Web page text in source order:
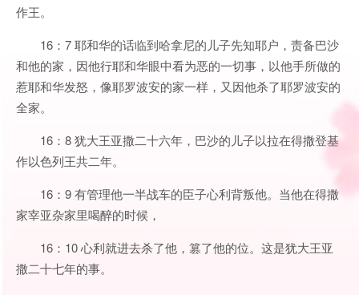
作王。
16：7 耶和华的话临到哈拿尼的儿子先知耶户，责备巴沙
和他的家，因他行耶和华眼中看为恶的一切事，以他手所做的
惹耶和华发怒，像耶罗波安的家一样，又因他杀了耶罗波安的
全家。
16：8 犹大王亚撒二十六年，巴沙的儿子以拉在得撒登基
作以色列王共二年。
16：9 有管理他一半战车的臣子心利背叛他。当他在得撒
家宰亚杂家里喝醉的时候，
16：10 心利就进去杀了他，篡了他的位。这是犹大王亚
撒二十七年的事。